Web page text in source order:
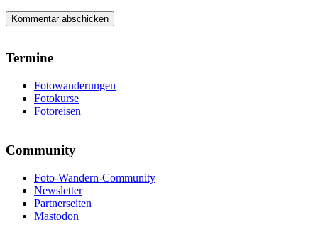
Termine
Fotowanderungen
Fotokurse
Fotoreisen
Community
Foto-Wandern-Community
Newsletter
Partnerseiten
Mastodon